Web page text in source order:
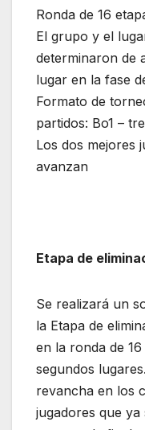
Ronda de 16
El grupo y el
determinaron de
lugar en la fase
Formato de
partidos: Bo1 –
Los dos mejores
avanzan
Etapa de
Se realizará un
la Etapa de
en la ronda de
segundos
revancha en los
jugadores que